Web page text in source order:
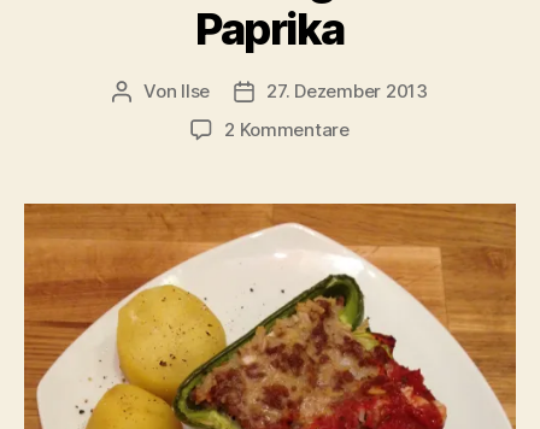
Paprika
Beitragsautor
Von Ilse Beitragsdatum
27. Dezember 2013
2 Kommentarezu
Paprika